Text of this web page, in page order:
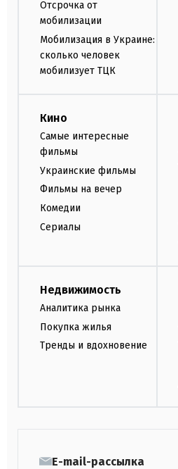
Отсрочка от
мобилизации
Мобилизация в Украине:
сколько человек
мобилизует ТЦК
Кино
Самые интересные
фильмы
Украинские фильмы
Фильмы на вечер
Комедии
Сериалы
Недвижимость
Аналитика рынка
Покупка жилья
Тренды и вдохновение
E-mail-рассылка